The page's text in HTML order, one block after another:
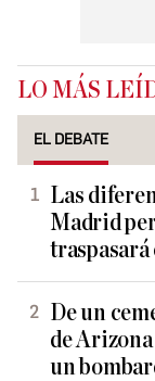
LO MÁS
EL DEBATE
Las
Madrid
traspasará
De un
de
un